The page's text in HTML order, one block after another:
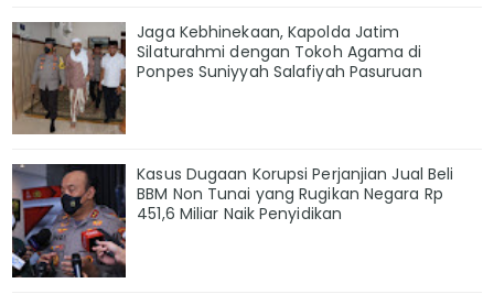
Jaga Kebhinekaan, Kapolda Jatim
Silaturahmi dengan Tokoh Agama di
Ponpes Suniyyah Salafiyah Pasuruan
Kasus Dugaan Korupsi Perjanjian Jual Beli
BBM Non Tunai yang Rugikan Negara Rp
451,6 Miliar Naik Penyidikan